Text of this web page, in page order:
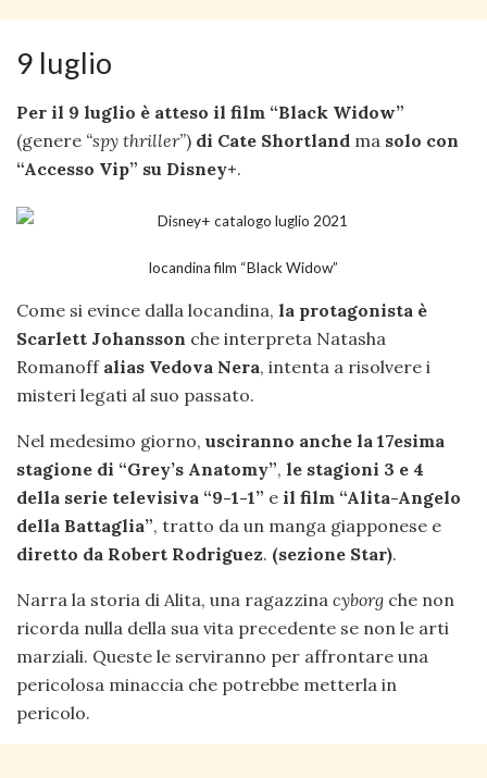
9 luglio
Per il 9 luglio è atteso il film “Black Widow”
(genere “spy thriller”) di Cate Shortland ma solo con
“Accesso Vip” su Disney+.
locandina film “Black Widow”
Come si evince dalla locandina, la protagonista è
Scarlett Johansson che interpreta Natasha
Romanoffalias Vedova Nera, intenta a risolvere i
misteri legati al suo passato.
Nel medesimo giorno, usciranno anche la 17esima
stagione di “Grey’s Anatomy”, le stagioni 3 e 4
della serie televisiva “9-1-1” e il film “Alita-Angelo
della Battaglia”, tratto da un manga giapponese e
diretto da Robert Rodriguez. (sezione Star).
Narra la storia di Alita, una ragazzina cyborg che non
ricorda nulla della sua vita precedente se non le arti
marziali. Queste le serviranno per affrontare una
pericolosa minaccia che potrebbe metterla in
pericolo.